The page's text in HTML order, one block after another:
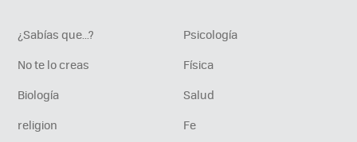
¿Sabías que...?
Psicología
No te lo creas
Física
Biología
Salud
religion
Fe